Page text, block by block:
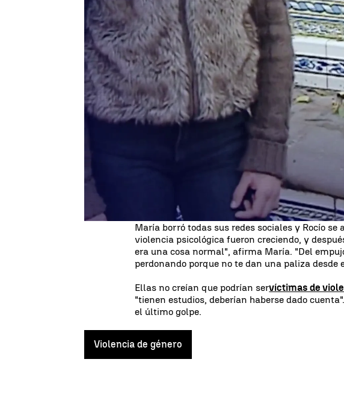
Antena 3 Noticias
Publicado:09 de diciembre de 2020, 21:46
Cuatro de cada diez jóvenes
han sufrido lo
psicológica de control. Son datos de la
Mujer del Ministerio de Igualdad.Los expertos
la violencia de género digital.
María y Rocío relatan cómo empezó en su
idílica, "una persona muy pendiente y
Ya no me dejaba salir,ir
dos", explican.
María borró todas sus redes sociales y Rocío se
violencia psicológica fueron creciendo, y
era una cosa normal", afirma María. "Del
perdonando porque no te dan una paliza desde
Ellas no creían que podrían servíctimas de
"tienen estudios, deberían haberse dado
el último golpe.
Violencia de género